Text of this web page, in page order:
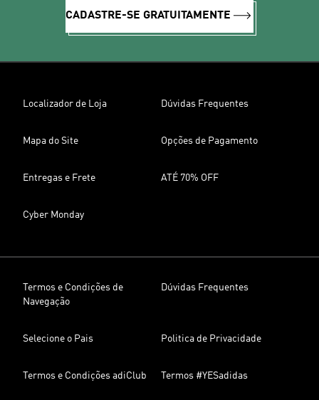
CADASTRE-SE GRATUITAMENTE
Localizador de Loja Dúvidas Frequentes
Mapa do Site Opções de Pagamento
Entregas e Frete ATÉ 70% OFF
Cyber Monday
Termos e Condições de
Navegação
Dúvidas Frequentes
Selecione o Pais Politica de Privacidade
Termos e Condições adiClub Termos #YESadidas